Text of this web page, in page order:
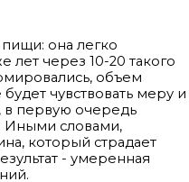
она легко
лет через 10-20 такого
объем
чувствовать меру и
в первую очередь
Иными словами,
который страдает
- умеренная